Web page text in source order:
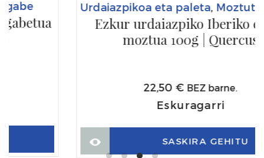
Urdaiazpikoa eta paleta,Moztuta
Ezkur urdaiazpiko Iberiko eskuz
moztua 100g | Quercus
BEZ barne.
Eskuragarri
SASKIRA GEHITU